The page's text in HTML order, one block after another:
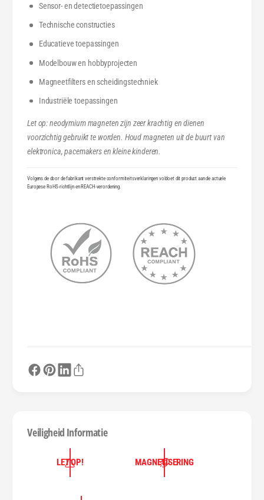
Sensor- en detectietoepassingen
Technische constructies
Educatieve toepassingen
Modelbouw en hobbyprojecten
Magneetfilters en scheidingstechniek
Industriële toepassingen
Let op: neodymium magneten zijn zeer krachtig en dienen
voorzichtig gebruikt te worden. Houd magneten uit de buurt van
elektronica, pacemakers en kleine kinderen.
Volgens de door de fabrikant verstrekte conformiteitsverklaringen voldoet dit product aan de actuele
Europese RoHS-richtlijn en REACH-verordening.
Veiligheid Informatie
LET OP! MAGNETISERING